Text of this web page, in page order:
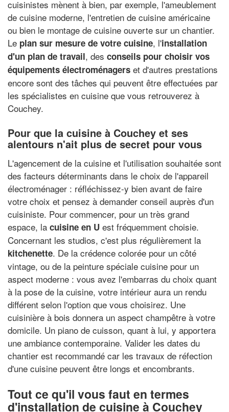
cuisinistes mènent à bien, par exemple, l'ameublement
de cuisine moderne, l'entretien de cuisine américaine
ou bien le montage de cuisine ouverte sur un chantier.
Le plan sur mesure de votre cuisine, l'installation
d'un plan de travail, des conseils pour choisir vos
équipements électroménagers et d'autres prestations
encore sont des tâches qui peuvent être effectuées par
les spécialistes en cuisine que vous retrouverez à
Couchey.
Pour que la cuisine à Couchey et ses
alentours n'ait plus de secret pour vous
L'agencement de la cuisine et l'utilisation souhaitée sont
des facteurs déterminants dans le choix de l'appareil
électroménager : réfléchissez-y bien avant de faire
votre choix et pensez à demander conseil auprès d'un
cuisiniste. Pour commencer, pour un très grand
espace, la cuisine en U est fréquemment choisie.
Concernant les studios, c'est plus régulièrement la
kitchenette. De la crédence colorée pour un côté
vintage, ou de la peinture spéciale cuisine pour un
aspect moderne : vous avez l'embarras du choix quant
à la pose de la cuisine, votre intérieur aura un rendu
différent selon l'option que vous choisirez. Une
cuisinière à bois donnera un aspect champêtre à votre
domicile. Un piano de cuisson, quant à lui, y apportera
une ambiance contemporaine. Valider les dates du
chantier est recommandé car les travaux de réfection
d'une cuisine peuvent être longs et encombrants.
Tout ce qu'il vous faut en termes
d'installation de cuisine à Couchey